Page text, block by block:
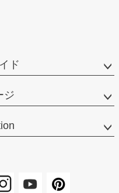
ド
ジ